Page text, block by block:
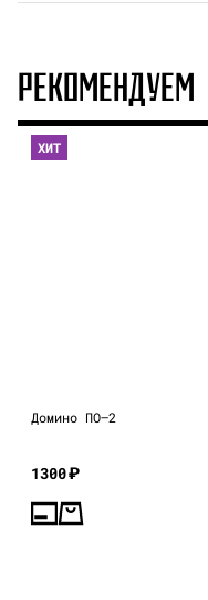
РЕКОМЕНДУЕМ
ХИТ
Домино ПО—2
1300₽